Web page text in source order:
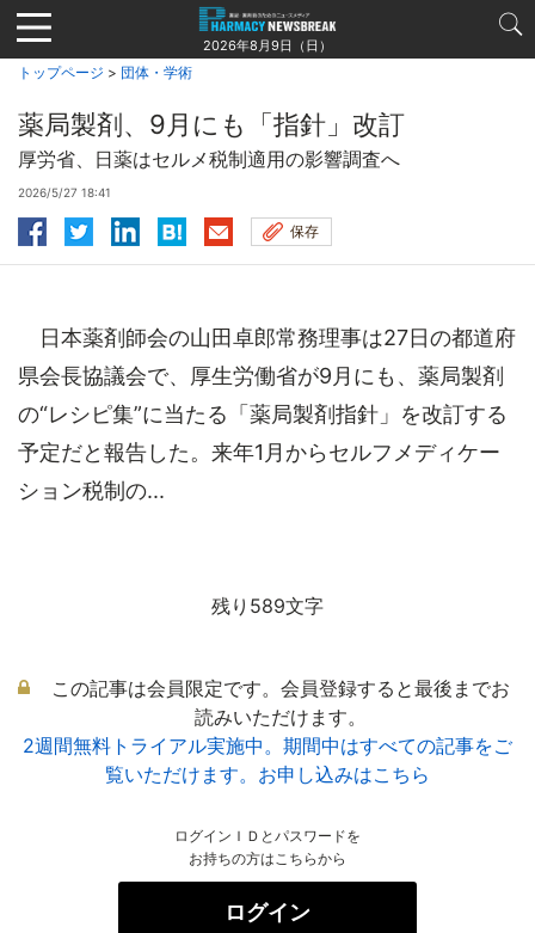
Jump
to
navigation
2026年8月9日（日）
トップページ > 団体・学術
薬局製剤、9月にも「指針」改訂
厚労省、日薬はセルメ税制適用の影響調査へ
2026/5/27 18:41
保存
日本薬剤師会の山田卓郎常務理事は27日の都道府
県会長協議会で、厚生労働省が9月にも、薬局製剤
の“レシピ集”に当たる「薬局製剤指針」を改訂する
予定だと報告した。来年1月からセルフメディケー
ション税制の...
残り589文字
この記事は会員限定です。会員登録すると最後までお
読みいただけます。
2週間無料トライアル実施中。期間中はすべての記事をご
覧いただけます。お申し込みはこちら
ログインＩＤとパスワードを
お持ちの方はこちらから
ログイン